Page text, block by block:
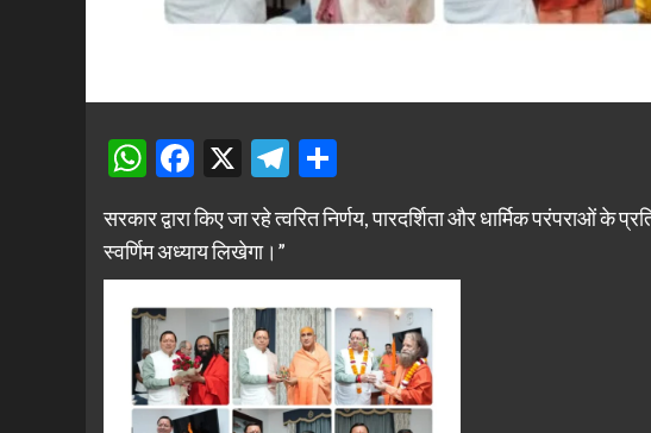
WhatsApp
Facebook
X Telegram
सरकार द्वारा किए जा रहे त्वरित निर्णय, पारदर्शिता और धार्मिक परंपराओं के
स्वर्णिम अध्याय लिखेगा।”